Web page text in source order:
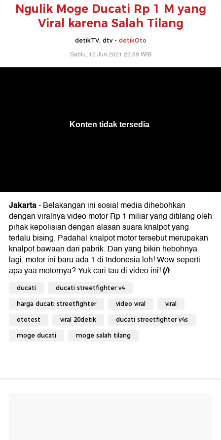
Ngulik Moge Ducati Rp 1 M yang
Viral karena Salah Tilang
detikTV, dtv - detikOto
Sabtu, 12 Jun 2021 22:39 WIB
Jakarta- Belakangan ini sosial media dihebohkan
dengan viralnya video motor Rp 1 miliar yang ditilang oleh
pihak kepolisian dengan alasan suara knalpot yang
terlalu bising. Padahal knalpot motor tersebut merupakan
knalpot bawaan dari pabrik. Dan yang bikin hebohnya
lagi, motor ini baru ada 1 di Indonesia loh! Wow seperti
apa yaa motornya? Yuk cari tau di video ini!(/)
ducati ducati streetfighter v4
harga ducati streetfighter video viral viral
ototest viral 20detik ducati streetfighter v4s
moge ducati moge salah tilang